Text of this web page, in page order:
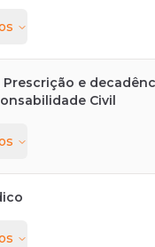
e
Civil